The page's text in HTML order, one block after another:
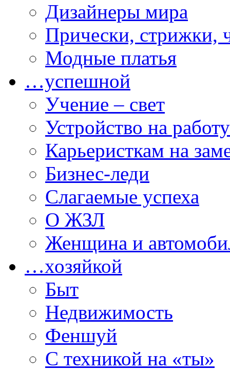
Дизайнеры мира
Прически, стрижки,
Модные платья
…успешной
Учение – свет
Устройство на работу
Карьеристкам на
Бизнес-леди
Слагаемые успеха
О ЖЗЛ
Женщина и
…хозяйкой
Быт
Недвижимость
Феншуй
С техникой на «ты»